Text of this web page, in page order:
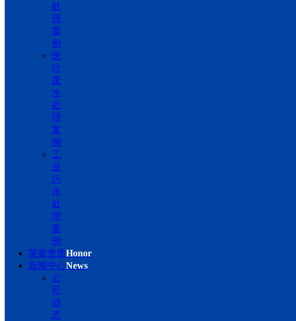
处
理
案
例
医
疗
废
水
处
理
案
例
工
业
污
水
处
理
案
例
荣誉资质Honor
新闻中心News
公
司
动
态